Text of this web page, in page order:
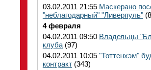
03.02.2011 21:55 Маскерано
"неблагодарный" "Ливерпуль"
4 февраля
04.02.2011 09:50 Владельцы
клуба (97)
04.02.2011 10:05 "Тоттенхэм"
контракт (343)